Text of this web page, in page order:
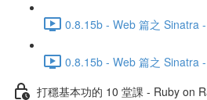
0.8.15b - Web 篇之 Sinatra
0.8.15b - Web 篇之 Sinatra
打穩基本功的 10 堂課 - Ruby on